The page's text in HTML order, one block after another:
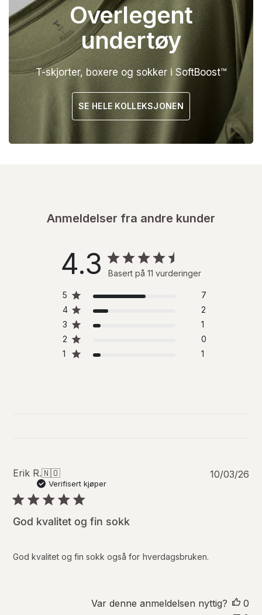
Overlegent
undertøy
T-skjorter, boxere og sokker i SoftBoost™
SE HELE KOLLEKSJONEN
Anmeldelser fra andre kunder
4.3 Basert på 11 vurderinger
5
7
4
2
3
1
2
0
1
1
Erik R.🇳🇴
Verifisert kjøper
God kvalitet og fin sokk
God kvalitet og fin sokk også for hverdagsbruken.
P
s
10/03/26
Var denne anmeldelsen nyttig?
0